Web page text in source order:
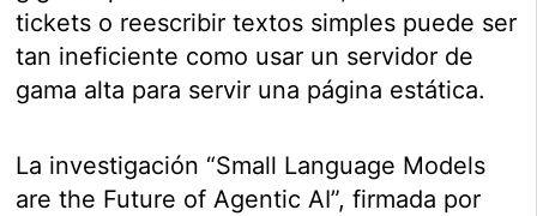
tickets o reescribir textos simples puede ser
tan ineficiente como usar un servidor de
gama alta para servir una página estática.
La investigación “Small Language Models
are the Future of Agentic AI”, firmada por